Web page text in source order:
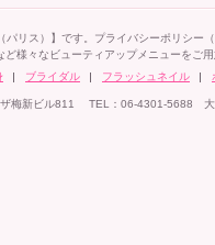
リス）】です。プライバシーポリシ
様々なビューティアップメニューをご
ブライダル フラッシュネイル
梅新ビル811 TEL：06-4301-5688 大